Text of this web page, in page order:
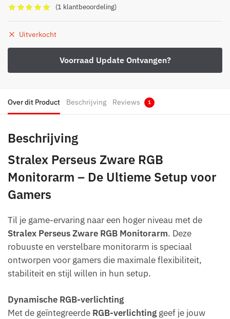
prijs
€ 179,00.
prijs
(1 klantbeoordeling)
Uitverkocht
Over dit Product Beschrijving Reviews 1
Beschrijving
Stralex Perseus Zware RGB
Monitorarm – De Ultieme Setup voor
Gamers
Til je game-ervaring naar een hoger niveau met de
Stralex Perseus Zware RGB Monitorarm. Deze
robuuste en verstelbare monitorarm is speciaal
ontworpen voor gamers die maximale flexibiliteit,
stabiliteit en stijl willen in hun setup.
Dynamische RGB-verlichting
Met de geïntegreerde RGB-verlichting geef je jouw